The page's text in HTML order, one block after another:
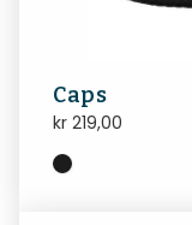
Caps
kr 219,00